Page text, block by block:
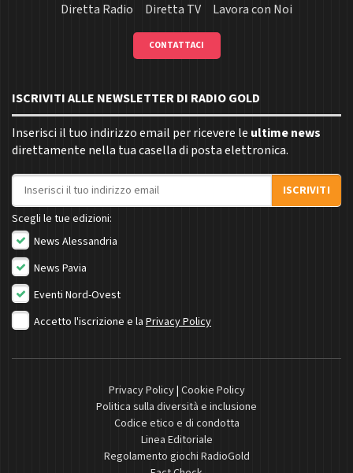
Diretta Radio
Diretta TV Lavora con Noi
CONTATTACI
ISCRIVITI ALLE NEWSLETTER DI RADIO GOLD
Inserisci il tuo indirizzo email per ricevere le ultime news
direttamente nella tua casella di posta elettronica.
Indirizzo email
ISCRIVITI
Scegli le tue edizioni:
News Alessandria
News Pavia
Eventi Nord-Ovest
Accetto l'iscrizione e la Privacy Policy
Privacy Policy| Cookie Policy
Politica sulla diversità e inclusione
Codice etico e di condotta
Linea Editoriale
Regolamento giochi RadioGold